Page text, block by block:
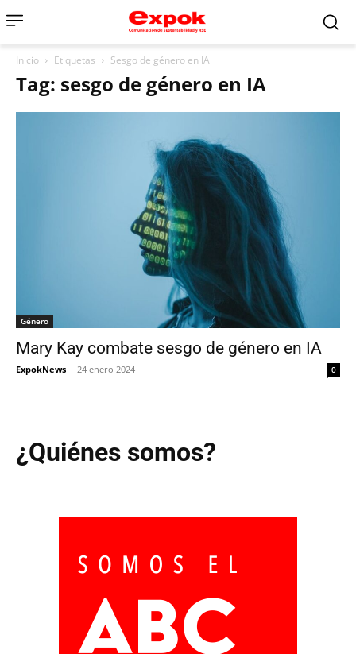
Inicio Etiquetas Sesgo de género en IA
Tag: sesgo de género en IA
Género
Mary Kay combate sesgo de género en IA
ExpokNews - 24 enero 2024 0
¿Quiénes somos?